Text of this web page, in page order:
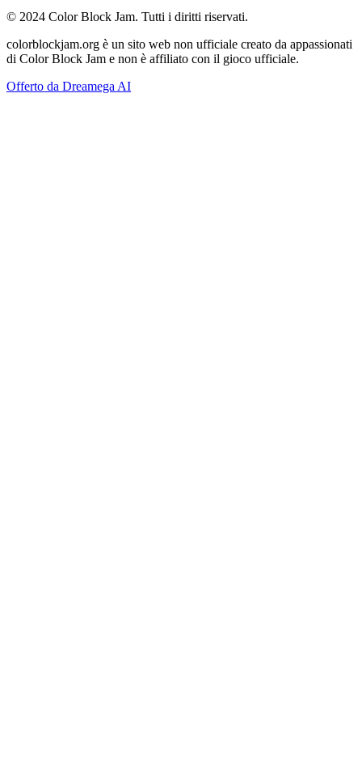
© 2024 Color Block Jam. Tutti i diritti riservati.
colorblockjam.org è un sito web non ufficiale creato da appassionati
di Color Block Jam e non è affiliato con il gioco ufficiale.
Offerto da Dreamega AI